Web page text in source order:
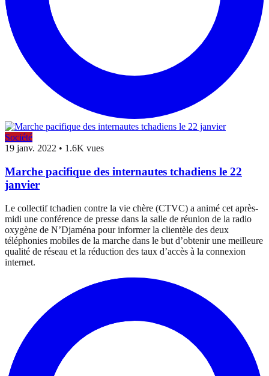
Société
19 janv. 2022 • 1.6K vues
Marche pacifique des internautes tchadiens le 22
janvier
Le collectif tchadien contre la vie chère (CTVC) a animé cet après-
midi une conférence de presse dans la salle de réunion de la radio
oxygène de N’Djaména pour informer la clientèle des deux
téléphonies mobiles de la marche dans le but d’obtenir une meilleure
qualité de réseau et la réduction des taux d’accès à la connexion
internet.